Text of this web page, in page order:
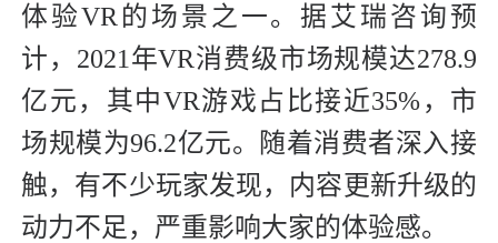
体验VR的场景之一。据艾瑞咨询预
计，2021年VR消费级市场规模达278.9
亿元，其中VR游戏占比接近35%，市
场规模为96.2亿元。随着消费者深入接
触，有不少玩家发现，内容更新升级的
动力不足，严重影响大家的体验感。